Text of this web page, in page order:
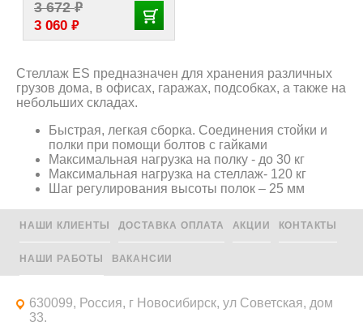
3 672₽
3 060 ₽
Стеллаж ES предназначен для хранения различных
грузов дома, в офисах, гаражах, подсобках, а также на
небольших складах.
Быстрая, легкая сборка. Соединения стойки и
полки при помощи болтов с гайками
Максимальная нагрузка на полку - до 30 кг
Максимальная нагрузка на стеллаж- 120 кг
Шаг регулирования высоты полок – 25 мм
НАШИ КЛИЕНТЫ ДОСТАВКА ОПЛАТА АКЦИИ КОНТАКТЫ
НАШИ РАБОТЫ ВАКАНСИИ
630099, Россия, г Новосибирск, ул Советская, дом
33.